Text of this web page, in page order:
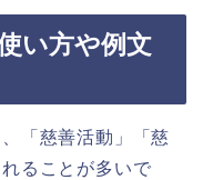
い方や例文
「慈善活動」「慈
ることが多いで